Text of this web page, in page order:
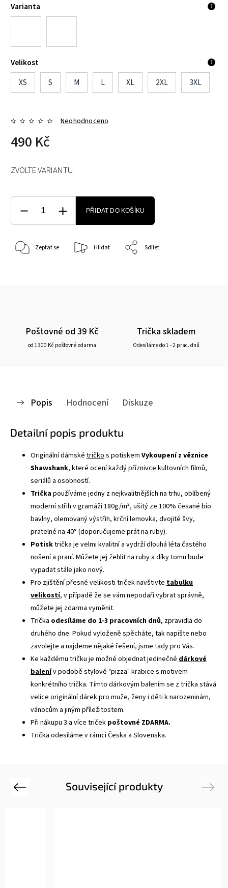
Varianta ?
Velikost ?
XS S M L XL 2XL 3XL
Neohodnoceno
490 Kč
ZVOLTE VARIANTU
PŘIDAT DO KOŠÍKU
Zeptat se Hlídat Sdílet
Poštovné od 39 Kč
od 1300 Kč poštovné zdarma
Trička skladem
Odesíláme do 1 - 2 prac. dnů
Popis Hodnocení Diskuze
Detailní popis produktu
Originální dámské tričko s potiskem Vykoupení z věznice
Shawshank, které ocení každý příznivce kultovních filmů,
seriálů a osobností.
Tričkapoužíváme jedny z nejkvalitnějších na trhu, oblíbený
moderní střih v gramáži 180g/m², ušitý ze 100% česané bio
bavlny, olemovaný výstřih, krční lemovka, dvojité švy,
pratelné na 40° (doporučujeme prát na ruby).
Potisktrička je velmi kvalitní a vydrží dlouhá léta častého
nošení a praní. Můžete jej žehlit na ruby a díky tomu bude
vypadat stále jako nový.
Pro zjištění přesné velikosti triček navštivte tabulku
velikostí, v případě že se vám nepodaří vybrat správně,
můžete jej zdarma vyměnit.
Trička odesíláme do 1-3 pracovních dnů, zpravidla do
druhého dne. Pokud vyloženě spěcháte, tak napište nebo
zavolejte a najdeme nějaké řešení, jsme tady pro Vás.
Ke každému tričku je možné objednat jedinečné dárkové
balenív podobě stylové "pizza" krabice s motivem
konkrétního trička. Tímto dárkovým balením se z trička stává
velice originální dárek pro muže, ženy i děti k narozeninám,
vánocům a jiným příležitostem.
Při nákupu 3 a více triček poštovné ZDARMA.
Trička odesíláme v rámci Česka a Slovenska.
Související produkty
Previous Next